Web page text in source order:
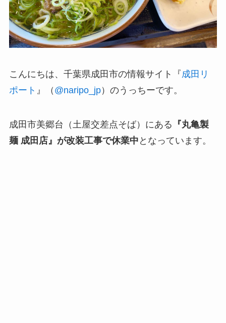
こんにちは、千葉県成田市の情報サイト『成田リ
ポート 』（ @naripo_jp）のうっちーです。
成田市美郷台（土屋交差点そば）にある 『丸亀製
麺 成田店』が改装工事で休業中 となっています。